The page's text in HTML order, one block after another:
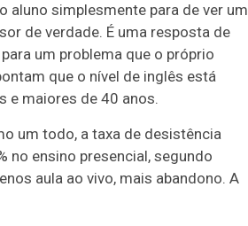
aluno simplesmente para de ver um
de verdade. É uma resposta de
um problema que o próprio
que o nível de inglês está
e maiores de 40 anos.
um todo, a taxa de desistência
no ensino presencial, segundo
aula ao vivo, mais abandono. A